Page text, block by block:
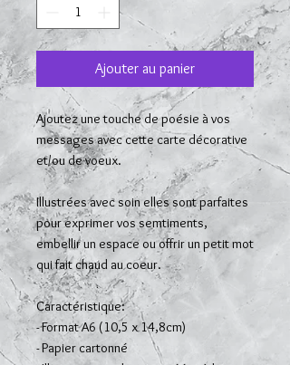
Ajouter au panier
Ajoutez une touche de poésie à vos
messages avec cette carte décorative
et/ou de voeux.
Illustrées avec soin elles sont parfaites
pour exprimer vos semtiments,
embellir un espace ou offrir un petit mot
qui fait chaud au coeur.
Caractéristique:
- Format A6 (10,5 x 14,8cm)
- Papier cartonné